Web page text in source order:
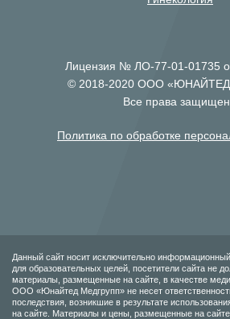
Лицензия № ЛО-77-01-01735
© 2018-2020 ООО
Все права
Политика по обработке
Данный сайт носит исключительно
для образовательных целей, посетители сайта не
материалы, размещенные на сайте, в качестве
ООО «Юнайтед Медгрупп» не несет
последствия, возникшие в результате
на сайте. Материалы и цены, размещенные на